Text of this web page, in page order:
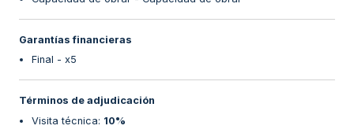
Garantías financieras
Final - x5
Términos de adjudicación
Visita técnica: 10%